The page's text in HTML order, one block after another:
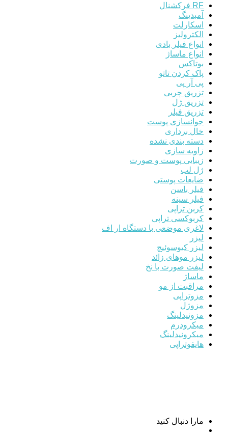
RF فرکشنال
آمبدینگ
اسکارلت
الکترولیز
انواع فیلر بادی
انواع ماساژ
بوتاکس
پاک کردن تاتو
پی آر پی
تزریق چربی
تزریق ژل
تزریق فیلر
جوانسازی پوست
خال برداری
دسته بندی نشده
زاویه سازی
زیبایی پوست و صورت
ژل لب
ضایعات پوستی
فیلر باسن
فیلر سینه
کربن تراپی
کربوکسی تراپی
لاغری موضعی با دستگاه ار اف
لیزر
لیزر کیوسوئیچ
لیزر موهای زائد
لیفت صورت با نخ
ماساژ
مراقبت از مو
مزوتراپی
مزوژل
مزونیدلینگ
میکرودرم
میکرونیدلینگ
هایفوتراپی
مارا دنبال کنید